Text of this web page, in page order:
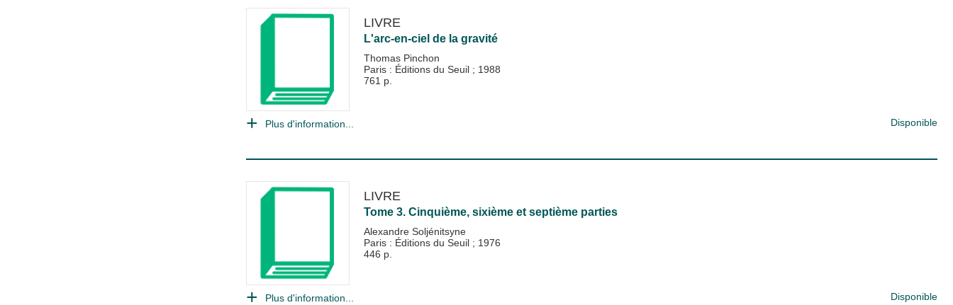
LIVRE
L'arc-en-ciel de la gravité
Thomas Pinchon
Paris : Éditions du Seuil ; 1988
761 p.
Plus d'information... Disponible
LIVRE
Tome 3. Cinquième, sixième et septième parties
Alexandre Soljénitsyne
Paris : Éditions du Seuil ; 1976
446 p.
Plus d'information... Disponible